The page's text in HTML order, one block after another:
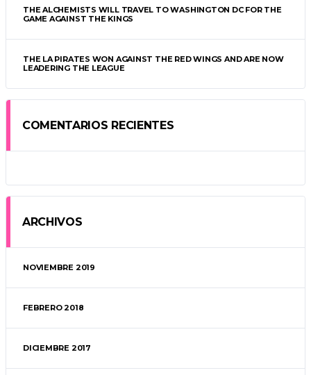
THE ALCHEMISTS WILL TRAVEL TO WASHINGTON DC FOR THE
GAME AGAINST THE KINGS
THE LA PIRATES WON AGAINST THE RED WINGS AND ARE NOW
LEADERING THE LEAGUE
COMENTARIOS RECIENTES
ARCHIVOS
NOVIEMBRE 2019
FEBRERO 2018
DICIEMBRE 2017